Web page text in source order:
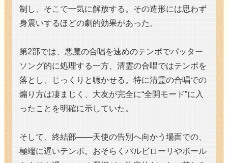
制し、そこで一気に解放する。その造形には思わず
身震いするほどの劇的効果があった。
第2部では、悪魔の合唱を速めのテンポでパッター
ソング的に処理する一方、清霊の合唱ではテンポを
落とし、じっくりと聴かせる。特に清霊の合唱での
煽り方は凄まじく、大友が完全に“全開モード”に入
ったことを明確に示していた。
そして、終結部――天使の告別へ向かう場面での、
極端に遅いテンポ。おそらくバルビローリやボール